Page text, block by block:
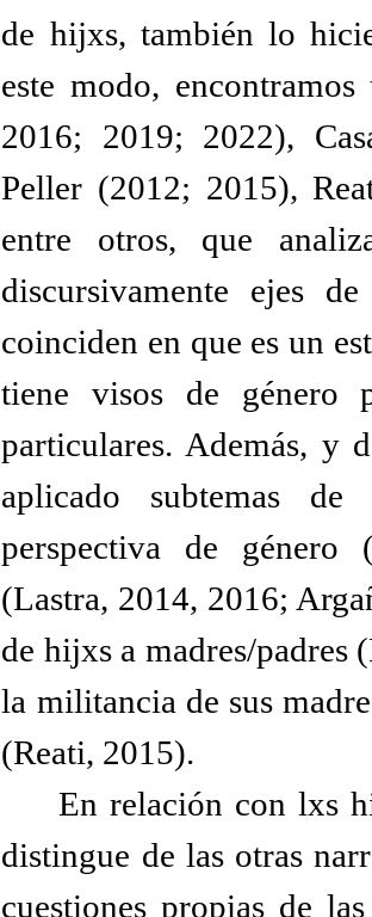
de hijxs, también lo
este modo,
2016; 2019; 2022),
Peller (2012; 2015),
entre otros, que
discursivamente ejes
coinciden en que es un
tiene visos de género
particulares. Además, y
aplicado subtemas
perspectiva de
(Lastra, 2014, 2016;
de hijxs a madres/padres
la militancia de sus
(Reati, 2015).
En relación con lxs
distingue de las otras
cuestiones propias de